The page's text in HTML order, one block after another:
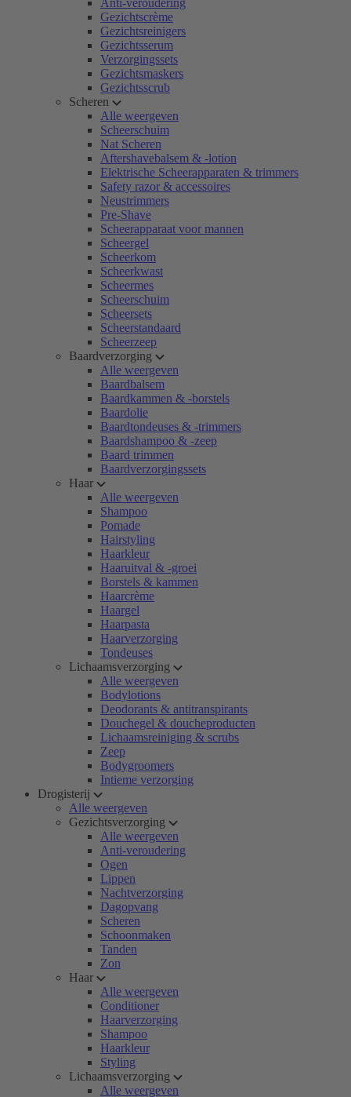
Anti-veroudering
Gezichtscrème
Gezichtsreinigers
Gezichtsserum
Verzorgingssets
Gezichtsmaskers
Gezichtsscrub
Scheren
Alle weergeven
Scheerschuim
Nat Scheren
Aftershavebalsem & -lotion
Elektrische Scheerapparaten & trimmers
Safety razor & accessoires
Neustrimmers
Pre-Shave
Scheerapparaat voor mannen
Scheergel
Scheerkom
Scheerkwast
Scheermes
Scheerschuim
Scheersets
Scheerstandaard
Scheerzeep
Baardverzorging
Alle weergeven
Baardbalsem
Baardkammen & -borstels
Baardolie
Baardtondeuses & -trimmers
Baardshampoo & -zeep
Baard trimmen
Baardverzorgingssets
Haar
Alle weergeven
Shampoo
Pomade
Hairstyling
Haarkleur
Haaruitval & -groei
Borstels & kammen
Haarcrème
Haargel
Haarpasta
Haarverzorging
Tondeuses
Lichaamsverzorging
Alle weergeven
Bodylotions
Deodorants & antitranspirants
Douchegel & doucheproducten
Lichaamsreiniging & scrubs
Zeep
Bodygroomers
Intieme verzorging
Drogisterij
Alle weergeven
Gezichtsverzorging
Alle weergeven
Anti-veroudering
Ogen
Lippen
Nachtverzorging
Dagopvang
Scheren
Schoonmaken
Tanden
Zon
Haar
Alle weergeven
Conditioner
Haarverzorging
Shampoo
Haarkleur
Styling
Lichaamsverzorging
Alle weergeven